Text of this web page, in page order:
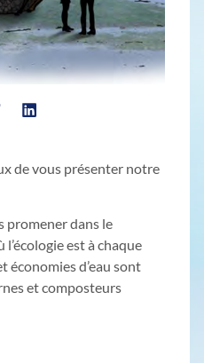
de vous présenter notre
promener dans le
est à chaque
économies d’eau sont
et composteurs